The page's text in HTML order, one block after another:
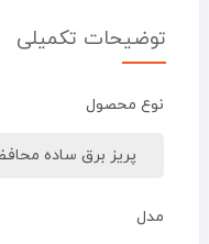
توضیحات تکمیلی
نوع محصول
پریز برق ساده محافظ دار
مدل